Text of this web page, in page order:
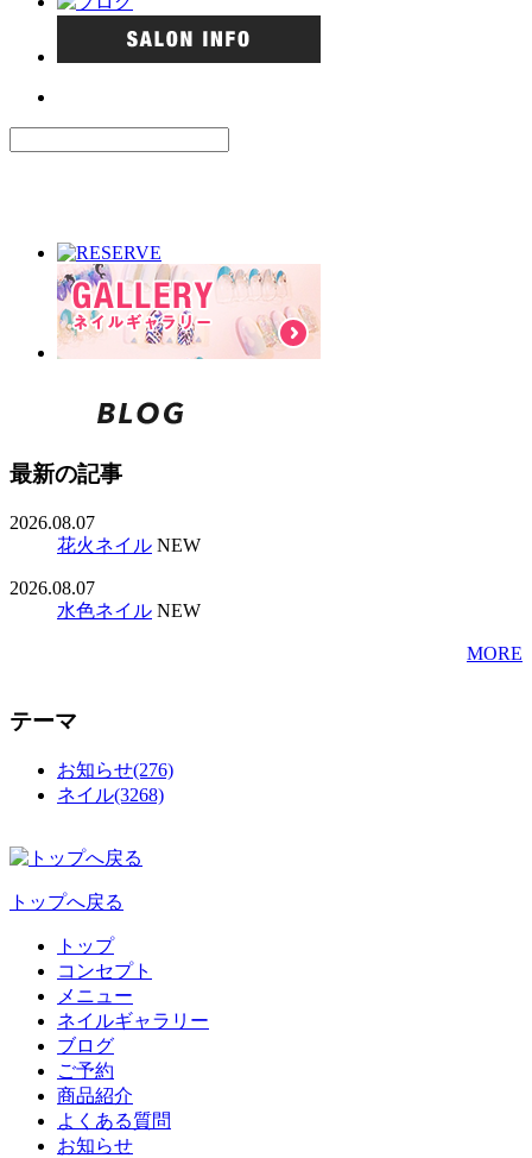
最新の記事
2026.08.07
花火ネイル NEW
2026.08.07
水色ネイル NEW
MORE
テーマ
お知らせ(276)
ネイル(3268)
トップへ戻る
トップ
コンセプト
メニュー
ネイルギャラリー
ブログ
ご予約
商品紹介
よくある質問
お知らせ